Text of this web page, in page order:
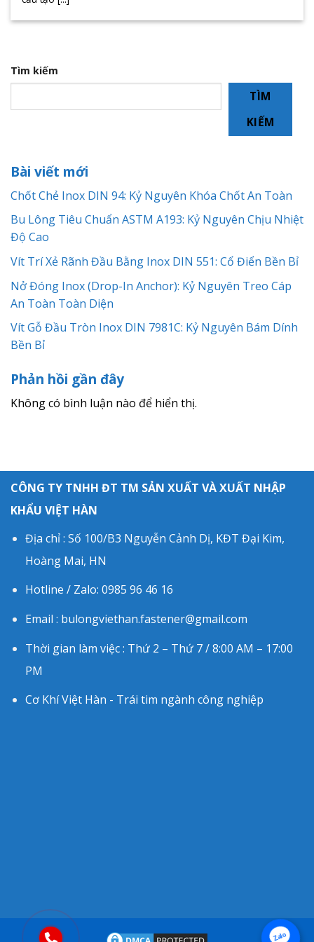
Tìm kiếm
TÌM
KIẾM
Bài viết mới
Chốt Chẻ Inox DIN 94: Kỷ Nguyên Khóa Chốt An Toàn
Bu Lông Tiêu Chuẩn ASTM A193: Kỷ Nguyên Chịu Nhiệt
Độ Cao
Vít Trí Xẻ Rãnh Đầu Bằng Inox DIN 551: Cổ Điển Bền Bỉ
Nở Đóng Inox (Drop-In Anchor): Kỷ Nguyên Treo Cáp
An Toàn Toàn Diện
Vít Gỗ Đầu Tròn Inox DIN 7981C: Kỷ Nguyên Bám Dính
Bền Bỉ
Phản hồi gần đây
Không có bình luận nào để hiển thị.
CÔNG TY TNHH ĐT TM SẢN XUẤT VÀ XUẤT NHẬP
KHẨU VIỆT HÀN
Địa chỉ : Số 100/B3 Nguyễn Cảnh Dị, KĐT Đại Kim,
Hoàng Mai, HN
Hotline / Zalo: 0985 96 46 16
Email : bulongviethan.fastener@gmail.com
Thời gian làm việc : Thứ 2 – Thứ 7 / 8:00 AM – 17:00
PM
Cơ Khí Việt Hàn - Trái tim ngành công nghiệp
Zalo